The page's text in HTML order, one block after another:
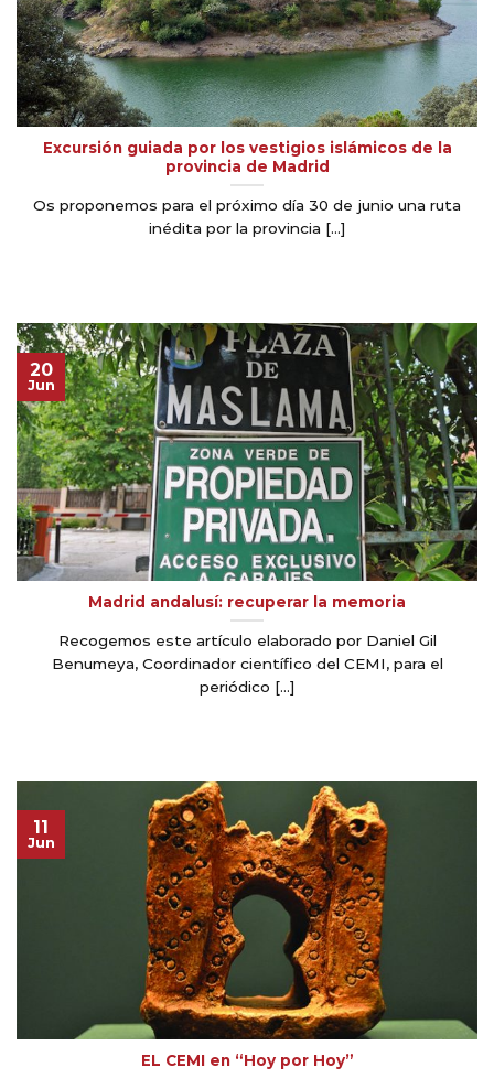
Excursión guiada por los vestigios islámicos de la
provincia de Madrid
Os proponemos para el próximo día 30 de junio una ruta
inédita por la provincia [...]
Madrid andalusí: recuperar la memoria
Recogemos este artículo elaborado por Daniel Gil
Benumeya, Coordinador científico del CEMI, para el
periódico [...]
20
Jun
EL CEMI en “Hoy por Hoy”
11
Jun